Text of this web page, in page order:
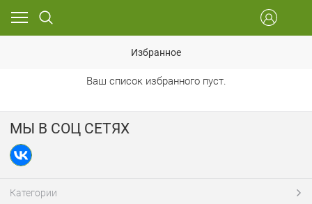
Избранное
Ваш список избранного пуст.
МЫ В СОЦ СЕТЯХ
Категории